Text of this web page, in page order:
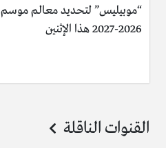
“موبيليس” لتحديد معالم موسم
2026-2027 هذا الإثنين
القنوات الناقلة